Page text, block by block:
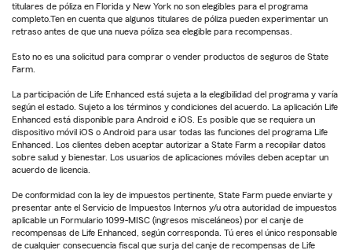
titulares de póliza en Florida y New York no son elegibles para el programa
completo.Ten en cuenta que algunos titulares de póliza pueden experimentar un
retraso antes de que una nueva póliza sea elegible para recompensas.
Esto no es una solicitud para comprar o vender productos de seguros de State
Farm.
La participación de Life Enhanced está sujeta a la elegibilidad del programa y varía
según el estado. Sujeto a los términos y condiciones del acuerdo. La aplicación Life
Enhanced está disponible para Android e iOS. Es posible que se requiera un
dispositivo móvil iOS o Android para usar todas las funciones del programa Life
Enhanced. Los clientes deben aceptar autorizar a State Farm a recopilar datos
sobre salud y bienestar. Los usuarios de aplicaciones móviles deben aceptar un
acuerdo de licencia.
De conformidad con la ley de impuestos pertinente, State Farm puede enviarte y
presentar ante el Servicio de Impuestos Internos y/u otra autoridad de impuestos
aplicable un Formulario 1099-MISC (ingresos misceláneos) por el canje de
recompensas de Life Enhanced, según corresponda. Tú eres el único responsable
de cualquier consecuencia fiscal que surja del canje de recompensas de Life